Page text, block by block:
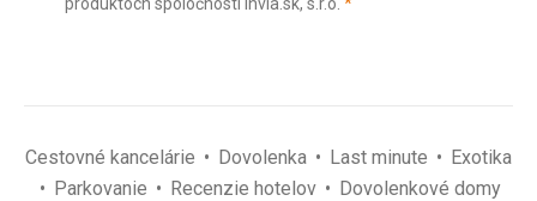
(povinné)
Cestovné kancelárie Dovolenka Last minute
Exotika
Parkovanie
Recenzie hotelov Dovolenkové domy